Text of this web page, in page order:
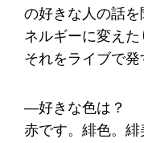
の好きな人の話
ネルギーに変えた
それをライブで発
―好きな色は？
赤です。緋色。緋